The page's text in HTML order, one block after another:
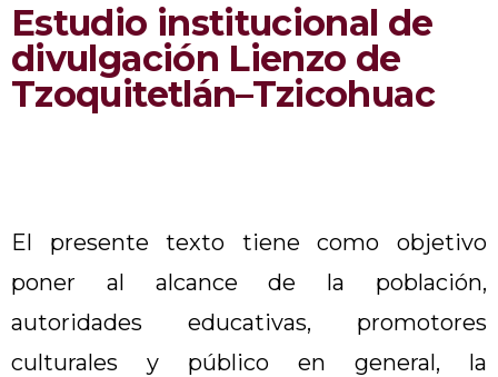
Estudio institucional de
divulgación Lienzo de
Tzoquitetlán–Tzicohuac
El presente texto tiene como objetivo
poner al alcance de la población,
autoridades educativas, promotores
culturales y público en general, la